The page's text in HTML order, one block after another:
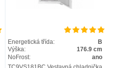
Energetická třída:
B
Výška:
176.9 cm
NoFrost:
ano